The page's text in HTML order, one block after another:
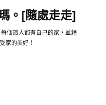
。[隨處走走]
個旅人都有自己的家，並藉
家的美好！